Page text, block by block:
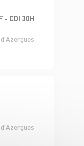
- CDI 30H